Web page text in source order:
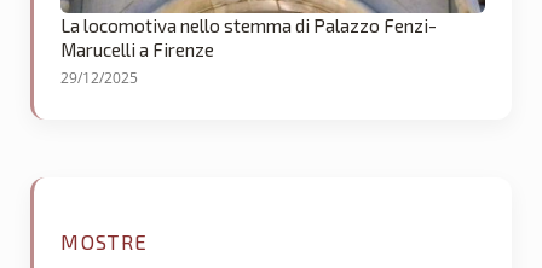
La locomotiva nello stemma di Palazzo Fenzi-
Marucelli a Firenze
29/12/2025
MOSTRE